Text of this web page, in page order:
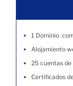
1 Dominio
Alojamiento
25 cuentas
Certificados